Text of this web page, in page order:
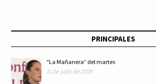
PRINCIPALES
"La Mañanera” del martes
11 de julio de 2026